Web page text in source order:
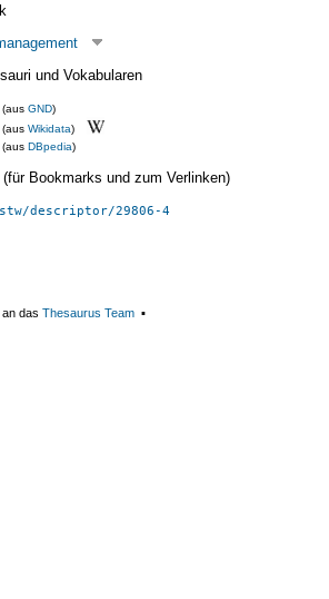
und Vokabularen
(aus GND)
(aus Wikidata)
(aus DBpedia)
Bookmarks und zum Verlinken)
descriptor/29806-4
das Thesaurus Team ▪